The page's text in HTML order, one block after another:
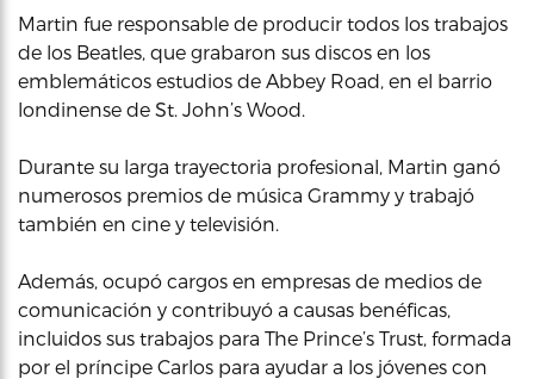
Martin fue responsable de producir todos los trabajos
de los Beatles, que grabaron sus discos en los
emblemáticos estudios de Abbey Road, en el barrio
londinense de St. John’s Wood.
Durante su larga trayectoria profesional, Martin ganó
numerosos premios de música Grammy y trabajó
también en cine y televisión.
Además, ocupó cargos en empresas de medios de
comunicación y contribuyó a causas benéficas,
incluidos sus trabajos para The Prince’s Trust, formada
por el príncipe Carlos para ayudar a los jóvenes con